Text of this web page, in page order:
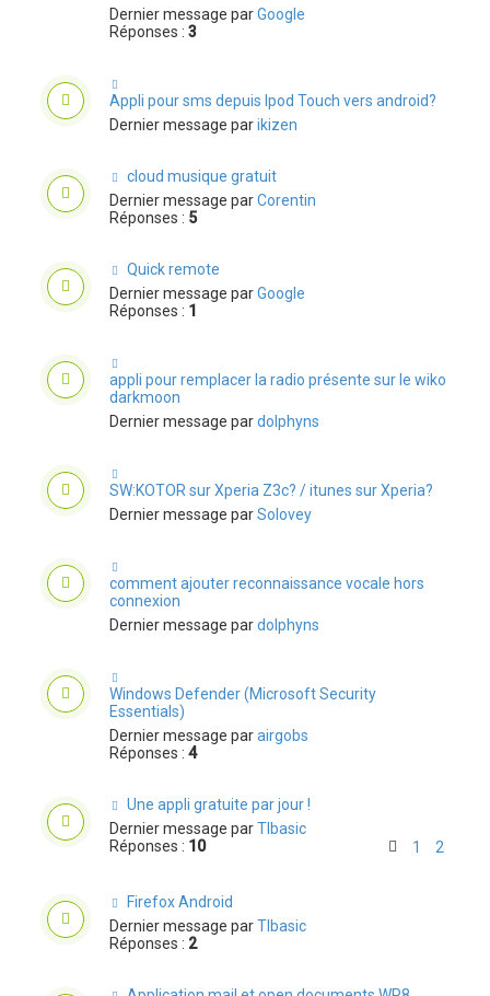
Dernier message parGoogle
Réponses : 3
Appli pour sms depuis Ipod Touch vers android?
Dernier message parikizen
cloud musique gratuit
Dernier message parCorentin
Réponses : 5
Quick remote
Dernier message parGoogle
Réponses : 1
appli pour remplacer la radio présente sur le wiko
darkmoon
Dernier message pardolphyns
SW:KOTOR sur Xperia Z3c? / itunes sur Xperia?
Dernier message parSolovey
comment ajouter reconnaissance vocale hors
connexion
Dernier message pardolphyns
Windows Defender (Microsoft Security
Essentials)
Dernier message parairgobs
Réponses : 4
Une appli gratuite par jour !
Dernier message parTIbasic
Réponses : 10 1 2
Firefox Android
Dernier message parTIbasic
Réponses : 2